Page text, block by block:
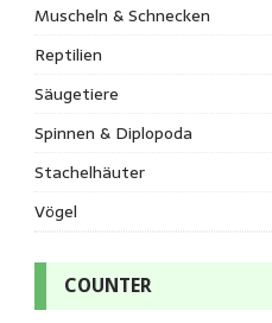
Muscheln & Schnecken
Reptilien
Säugetiere
Spinnen & Diplopoda
Stachelhäuter
Vögel
COUNTER